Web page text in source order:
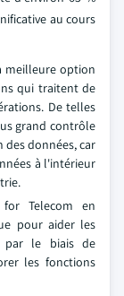
au cours
meilleure option
qui traitent de
De telles
grand contrôle
données, car
à l'intérieur
Telecom en
pour aider les
par le biais de
les fonctions